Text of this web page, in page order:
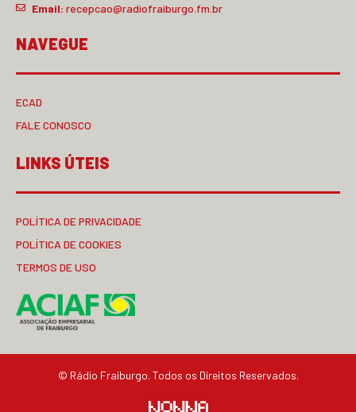
Email: recepcao@radiofraiburgo.fm.br
NAVEGUE
ECAD
FALE CONOSCO
LINKS ÚTEIS
POLÍTICA DE PRIVACIDADE
POLÍTICA DE COOKIES
TERMOS DE USO
© Rádio Fraiburgo. Todos os Direitos Reservados.